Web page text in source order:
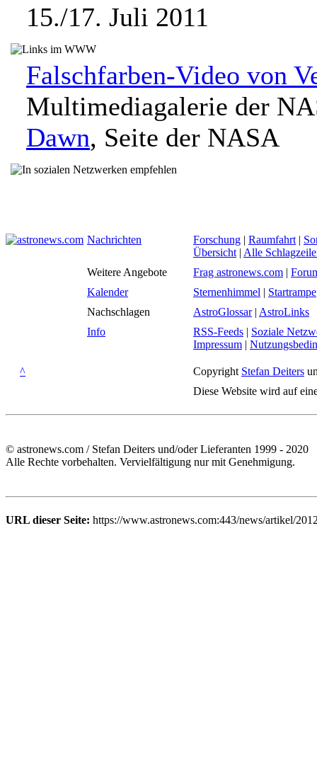
15./17. Juli 2011
Falschfarben-Video von
Multimediagalerie der
Dawn, Seite der NASA
Nachrichten Forschung | Raumfahrt |
Übersicht | Alle
Weitere Angebote
Frag astronews.com |
Kalender
Sternenhimmel | Startrampe
Nachschlagen
AstroGlossar| AstroLinks
Info
RSS-Feeds | Soziale
Impressum |
^ Copyright Stefan Deiters
Diese Website wird auf
© astronews.com / Stefan Deiters und/oder Lieferanten 1999 - 2020
Alle Rechte vorbehalten. Vervielfältigung nur mit Genehmigung.
URL dieser Seite: https://www.astronews.com:443/news/artikel/